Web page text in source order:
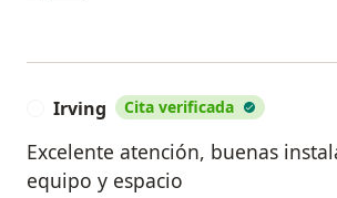
Irving Cita verificada
Excelente atención, buenas
equipo y espacio